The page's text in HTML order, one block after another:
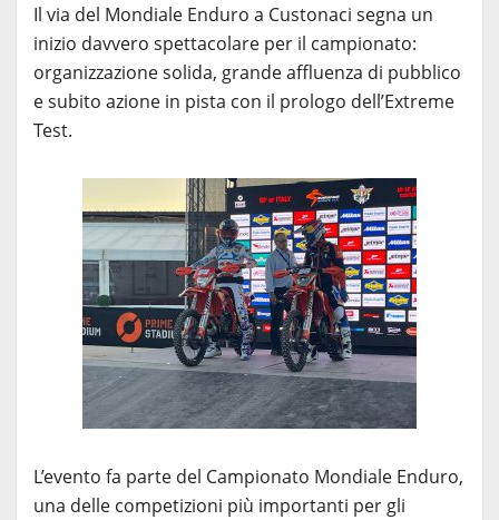
Il via del Mondiale Enduro a Custonaci segna un
inizio davvero spettacolare per il campionato:
organizzazione solida, grande affluenza di pubblico
e subito azione in pista con il prologo dell’Extreme
Test.
L’evento fa parte del Campionato Mondiale Enduro,
una delle competizioni più importanti per gli